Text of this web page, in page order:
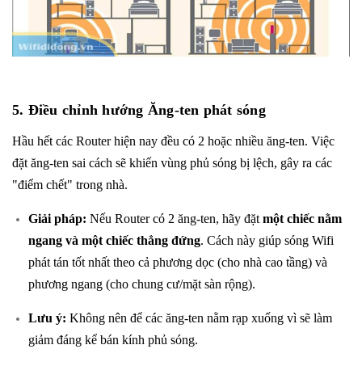
5. Điều chỉnh hướng Ăng-ten phát sóng
Hầu hết các Router hiện nay đều có 2 hoặc nhiều ăng-ten. Việc
đặt ăng-ten sai cách sẽ khiến vùng phủ sóng bị lệch, gây ra các
"điểm chết" trong nhà.
Giải pháp: Nếu Router có 2 ăng-ten, hãy đặt một chiếc nằm
ngang và một chiếc thẳng đứng. Cách này giúp sóng Wifi
phát tán tốt nhất theo cả phương dọc (cho nhà cao tầng) và
phương ngang (cho chung cư/mặt sàn rộng).
Lưu ý: Không nên để các ăng-ten nằm rạp xuống vì sẽ làm
giảm đáng kể bán kính phủ sóng.